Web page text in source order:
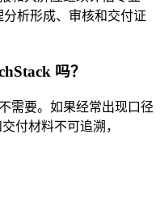
分析形成、审核和交付证
吗？
需要。如果经常出现口径
付材料不可追溯，